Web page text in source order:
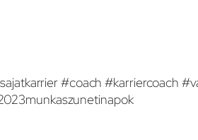
#coach #karriercoach